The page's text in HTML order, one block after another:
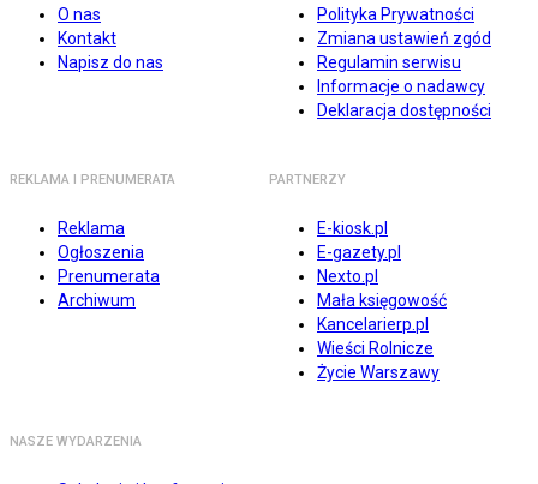
O nas
Kontakt
Napisz do nas
Polityka Prywatności
Zmiana ustawień zgód
Regulamin serwisu
Informacje o nadawcy
Deklaracja dostępności
REKLAMA I PRENUMERATA
Reklama
Ogłoszenia
Prenumerata
Archiwum
PARTNERZY
E-kiosk.pl
E-gazety.pl
Nexto.pl
Mała księgowość
Kancelarierp.pl
Wieści Rolnicze
Życie Warszawy
NASZE WYDARZENIA